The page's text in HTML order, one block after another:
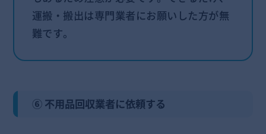
運搬・搬出は専門業者にお願いした方が無
難です。
⑥ 不用品回収業者に依頼する